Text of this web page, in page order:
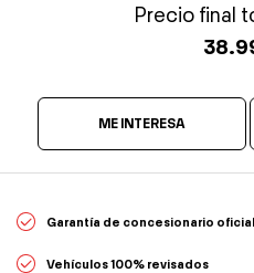
Precio final
ME INTERESA
Garantía de concesionario oficial
Vehículos 100% revisados